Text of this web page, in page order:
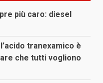
più caro: diesel
tranexamico è
che tutti vogliono